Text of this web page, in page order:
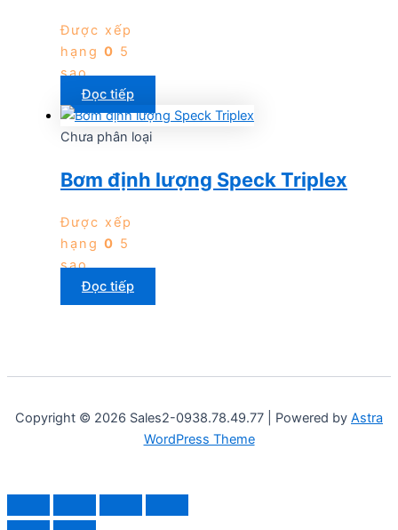
Được xếp
hạng 0 5
sao
Đọc tiếp
Chưa phân loại
Bơm định lượng Speck Triplex
Được xếp
hạng 0 5
sao
Đọc tiếp
Copyright © 2026 Sales2-0938.78.49.77 | Powered by Astra
WordPress Theme